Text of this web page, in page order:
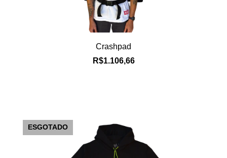
Crashpad
R$1.106,66
ESGOTADO